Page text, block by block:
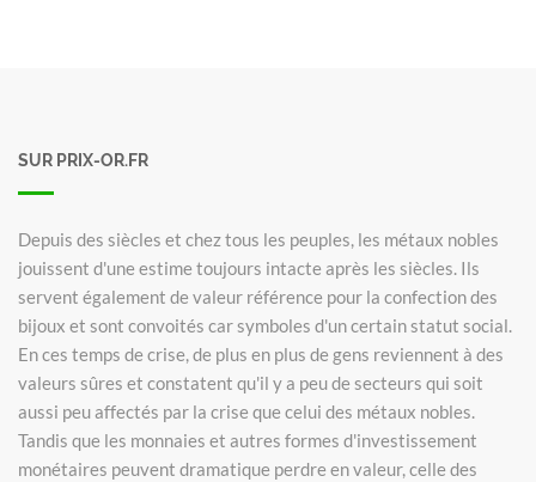
SUR PRIX-OR.FR
Depuis des siècles et chez tous les peuples, les métaux nobles
jouissent d'une estime toujours intacte après les siècles. Ils
servent également de valeur référence pour la confection des
bijoux et sont convoités car symboles d'un certain statut social.
En ces temps de crise, de plus en plus de gens reviennent à des
valeurs sûres et constatent qu'il y a peu de secteurs qui soit
aussi peu affectés par la crise que celui des métaux nobles.
Tandis que les monnaies et autres formes d'investissement
monétaires peuvent dramatique perdre en valeur, celle des